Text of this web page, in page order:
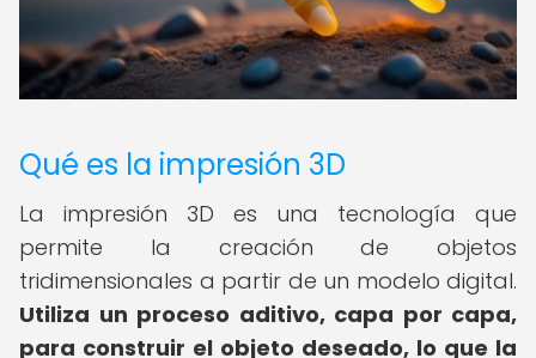
Qué es la impresión 3D
La impresión 3D es una tecnología que
permite la creación de objetos
tridimensionales a partir de un modelo digital.
Utiliza un proceso aditivo, capa por capa,
para construir el objeto deseado, lo que la